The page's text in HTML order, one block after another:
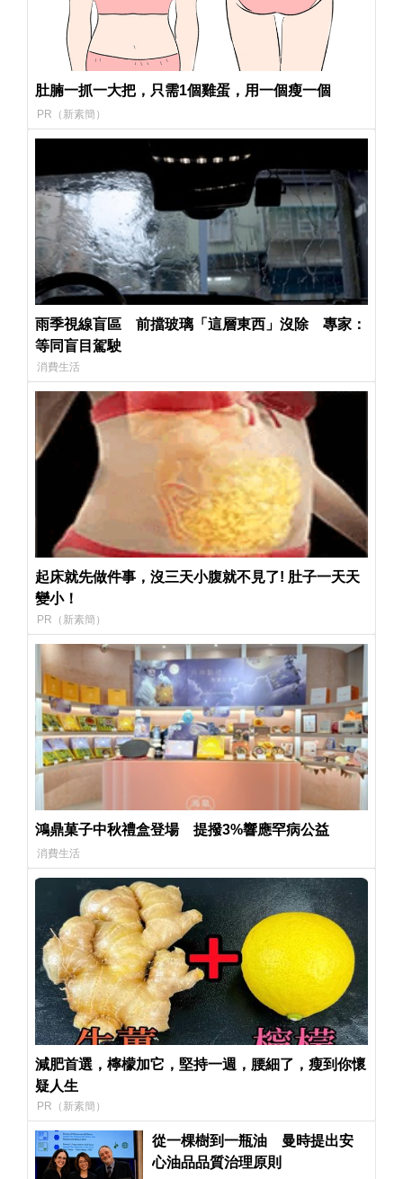
肚腩一抓一大把，只需1個雞蛋，用一個瘦一個
PR（新素簡）
雨季視線盲區 前擋玻璃「這層東西」沒除 專家：
等同盲目駕駛
消費生活
起床就先做件事，沒三天小腹就不見了! 肚子一天天
變小！
PR（新素簡）
鴻鼎菓子中秋禮盒登場 提撥3%響應罕病公益
消費生活
減肥首選，檸檬加它，堅持一週，腰細了，瘦到你懷
疑人生
PR（新素簡）
從一棵樹到一瓶油 曼時提出安
心油品品質治理原則